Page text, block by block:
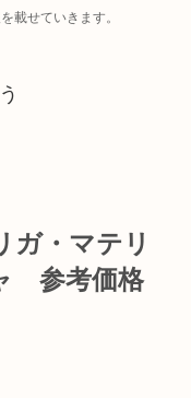
載せていきます。
ガ・マテリ
参考価格